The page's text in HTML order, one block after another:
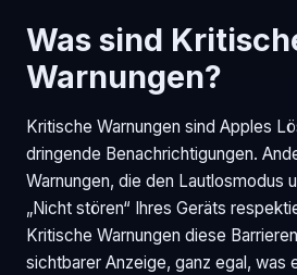
Was sind
Warnungen?
Kritische Warnungen sind Apples
dringende Benachrichtigungen.
Warnungen, die den Lautlosmodus
„Nicht stören“ Ihres Geräts
Kritische Warnungen diese
sichtbarer Anzeige, ganz egal, was